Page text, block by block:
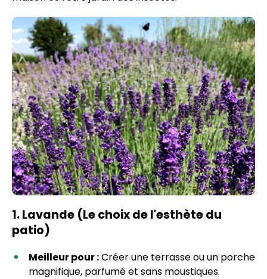
1. Lavande (Le choix de l'esthète du
patio)
Meilleur pour :Créer une terrasse ou un porche
magnifique, parfumé et sans moustiques.